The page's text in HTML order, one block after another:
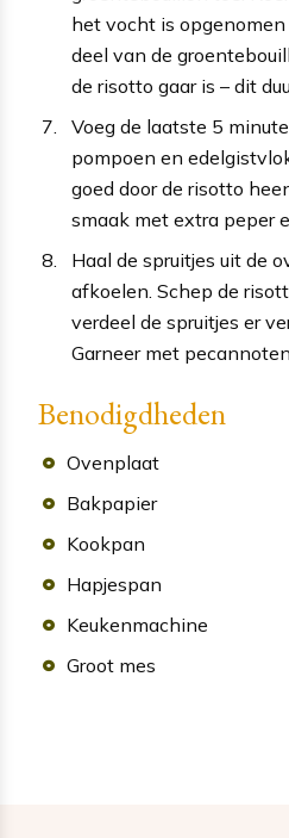
het vocht is
deel van de
de risotto gaar is – dit
Voeg de laatste 5
pompoen en
goed door de risotto
smaak met extra peper
Haal de spruitjes uit de
afkoelen. Schep de
verdeel de spruitjes er
Garneer met
Benodigdheden
Ovenplaat
Bakpapier
Kookpan
Hapjespan
Keukenmachine
Groot mes